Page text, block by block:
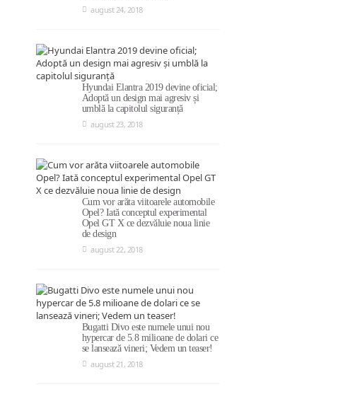
august 24, 2018
Hyundai Elantra 2019 devine oficial;
Adoptă un design mai agresiv și
umblă la capitolul siguranță
august 23, 2018
Cum vor arăta viitoarele automobile
Opel? Iată conceptul experimental
Opel GT X ce dezvăluie noua linie
de design
august 22, 2018
Bugatti Divo este numele unui nou
hypercar de 5.8 milioane de dolari ce
se lansează vineri; Vedem un teaser!
august 21, 2018